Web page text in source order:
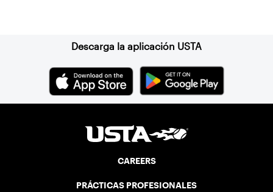
Descarga la aplicación USTA
CAREERS
PRÁCTICAS PROFESIONALES